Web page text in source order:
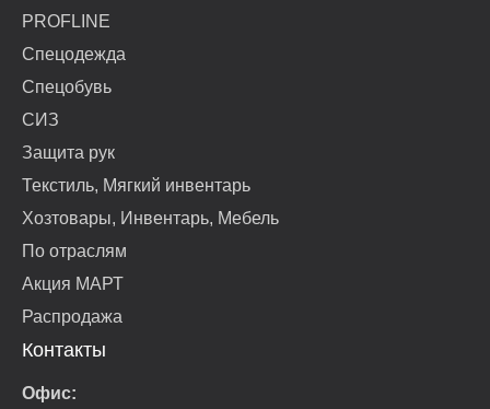
PROFLINE
Спецодежда
Спецобувь
СИЗ
Защита рук
Текстиль, Мягкий инвентарь
Хозтовары, Инвентарь, Мебель
По отраслям
Акция МАРТ
Распродажа
Контакты
Офис: